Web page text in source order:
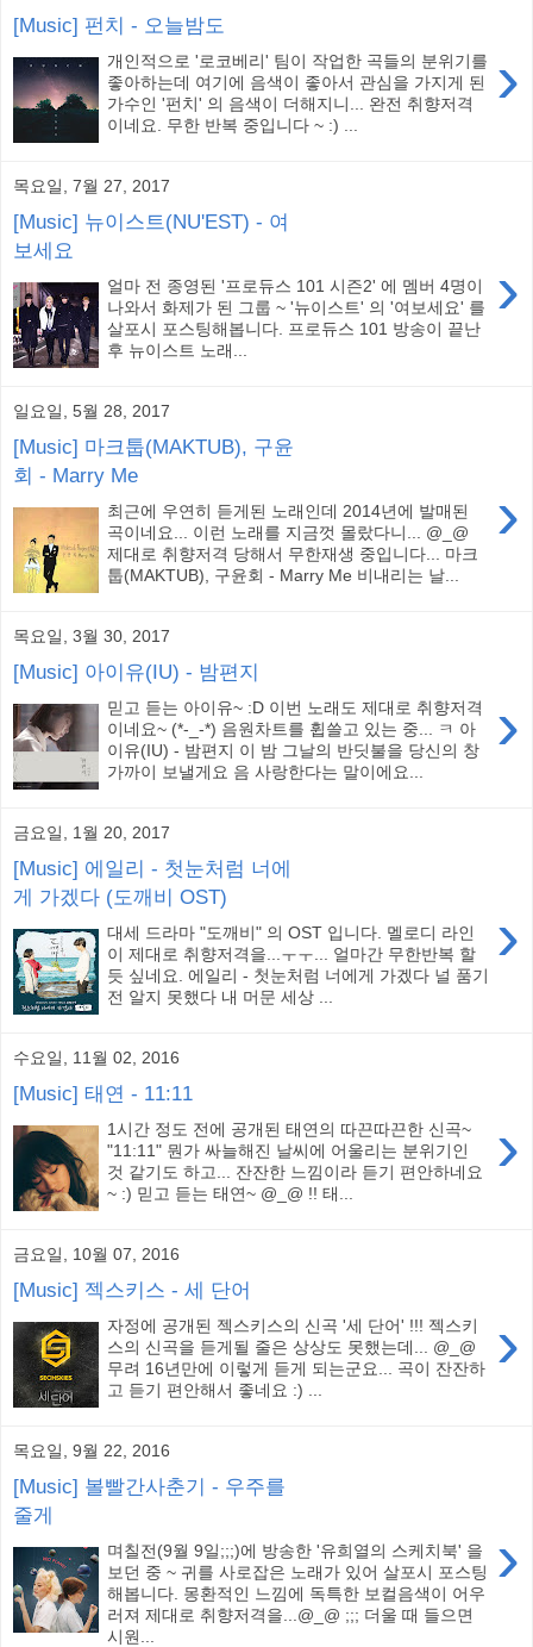
[Music] 펀치 - 오늘밤도
›
개인적으로 '로코베리' 팀이 작업한 곡들의 분위기를
좋아하는데 여기에 음색이 좋아서 관심을 가지게 된
가수인 '펀치' 의 음색이 더해지니... 완전 취향저격
이네요. 무한 반복 중입니다 ~ :) ...
목요일, 7월 27, 2017
[Music] 뉴이스트(NU'EST) - 여
보세요
›
얼마 전 종영된 '프로듀스 101 시즌2' 에 멤버 4명이
나와서 화제가 된 그룹 ~ '뉴이스트' 의 '여보세요' 를
살포시 포스팅해봅니다. 프로듀스 101 방송이 끝난
후 뉴이스트 노래...
일요일, 5월 28, 2017
[Music] 마크툽(MAKTUB), 구윤
회 - Marry Me
›
최근에 우연히 듣게된 노래인데 2014년에 발매된
곡이네요... 이런 노래를 지금껏 몰랐다니... @_@
제대로 취향저격 당해서 무한재생 중입니다... 마크
툽(MAKTUB), 구윤회 - Marry Me 비내리는 날...
목요일, 3월 30, 2017
[Music] 아이유(IU) - 밤편지
›
믿고 듣는 아이유~ :D 이번 노래도 제대로 취향저격
이네요~ (*-_-*) 음원차트를 휩쓸고 있는 중... ㅋ 아
이유(IU) - 밤편지 이 밤 그날의 반딧불을 당신의 창
가까이 보낼게요 음 사랑한다는 말이에요...
금요일, 1월 20, 2017
[Music] 에일리 - 첫눈처럼 너에
게 가겠다 (도깨비 OST)
›
대세 드라마 "도깨비" 의 OST 입니다. 멜로디 라인
이 제대로 취향저격을...ㅜㅜ... 얼마간 무한반복 할
듯 싶네요. 에일리 - 첫눈처럼 너에게 가겠다 널 품기
전 알지 못했다 내 머문 세상 ...
수요일, 11월 02, 2016
[Music] 태연 - 11:11
›
1시간 정도 전에 공개된 태연의 따끈따끈한 신곡~
"11:11" 뭔가 싸늘해진 날씨에 어울리는 분위기인
것 같기도 하고... 잔잔한 느낌이라 듣기 편안하네요
~ :) 믿고 듣는 태연~ @_@ !! 태...
금요일, 10월 07, 2016
[Music] 젝스키스 - 세 단어
›
자정에 공개된 젝스키스의 신곡 '세 단어' !!! 젝스키
스의 신곡을 듣게될 줄은 상상도 못했는데... @_@
무려 16년만에 이렇게 듣게 되는군요... 곡이 잔잔하
고 듣기 편안해서 좋네요 :) ...
목요일, 9월 22, 2016
[Music] 볼빨간사춘기 - 우주를
줄게
›
며칠전(9월 9일;;;)에 방송한 '유희열의 스케치북' 을
보던 중 ~ 귀를 사로잡은 노래가 있어 살포시 포스팅
해봅니다. 몽환적인 느낌에 독특한 보컬음색이 어우
러져 제대로 취향저격을...@_@ ;;; 더울 때 들으면
시원...